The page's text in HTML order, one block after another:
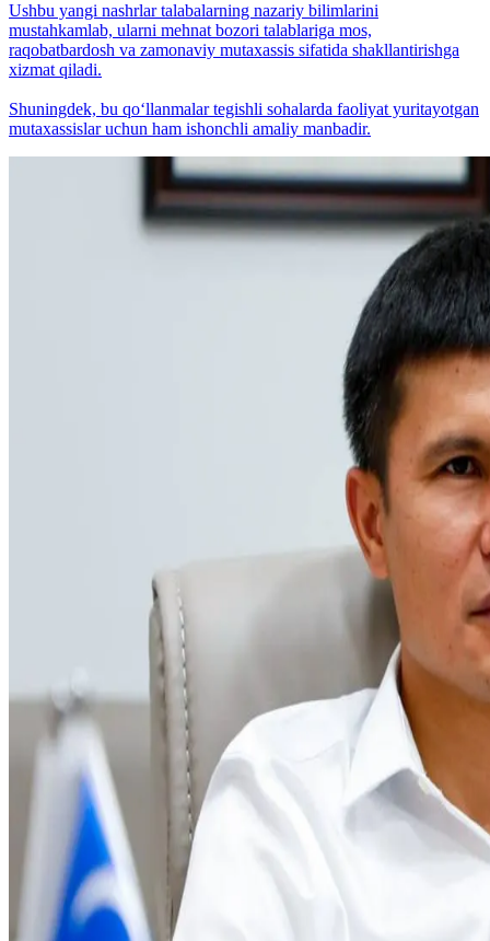
Ushbu yangi nashrlar talabalarning nazariy bilimlarini
mustahkamlab, ularni mehnat bozori talablariga mos,
raqobatbardosh va zamonaviy mutaxassis sifatida shakllantirishga
xizmat qiladi.
Shuningdek, bu qo‘llanmalar tegishli sohalarda faoliyat yuritayotgan
mutaxassislar uchun ham ishonchli amaliy manbadir.